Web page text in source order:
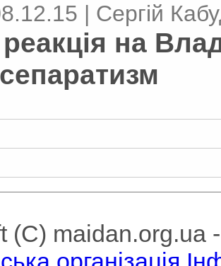
| Сергій
на
(C) maidan.org.ua